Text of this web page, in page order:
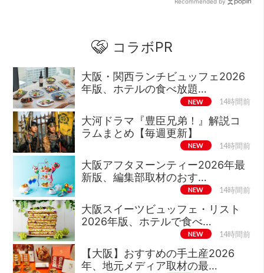
コラボPR
大阪・関西ランチビュッフェ2026
年版、ホテルの食べ放題…
NEW 14時間前
大河ドラマ『豊臣兄弟！』解説コ
ラムまとめ【毎週更新】
NEW 14時間前
大阪アフタヌーンティー2026年最
新版、編集部取材のおす…
NEW 14時間前
大阪スイーツビュッフェ・リスト
2026年版、ホテルで食べ…
NEW 14時間前
【大阪】おすすめの手土産2026
年、地元メディア取材の最…